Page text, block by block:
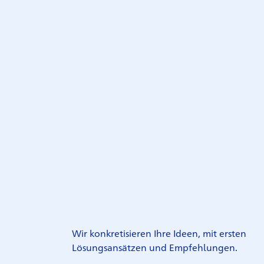
Wir konkretisieren Ihre Ideen, mit ersten
Lösungsansätzen und Empfehlungen.